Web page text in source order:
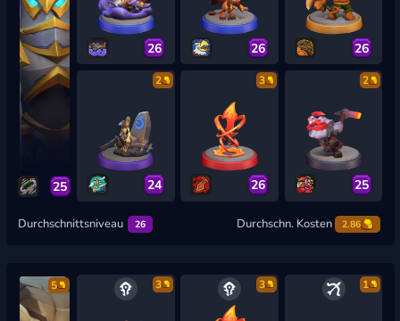
25
26 26 26
2
24
3
26
2
25
Durchschnittsniveau 26 Durchschn. Kosten 2.86
5 3 3 1